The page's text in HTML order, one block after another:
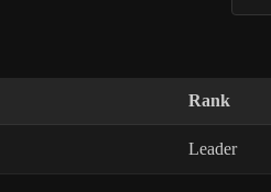
Rank
Leader